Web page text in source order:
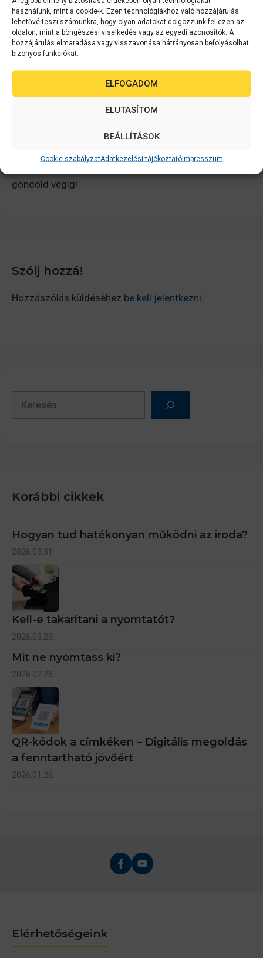
használunk, mint a cookie-k. Ezen technológiákhoz való hozzájárulás
lehetővé teszi számunkra, hogy olyan adatokat dolgozzunk fel ezen az
oldalon, mint a böngészési viselkedés vagy az egyedi azonosítók. A
hozzájárulás elmaradása vagy visszavonása hátrányosan befolyásolhat
bizonyos funkciókat.
ELFOGADOM
ELUTASÍTOM
BEÁLLÍTÁSOK
Cookie szabályzatAdatkezelési tájékoztatóImpresszum
a nyomtató AutoDuplex funkciója elvégzi
helyettünk a munkát, személyiségünk lustábbik
fele és a lelkiismeretünk is nyugodtan
megpihenhet.
Kedvet kapott? Válasszon egyet a
duplex nyomtatóink közül!
4 dolog, amit gondoljon végig mielőtt
Milyen nyomtatók vegyek? Ezeket a szempontokat
gondold végig!
Szólj hozzá!
Hozzászólás küldéséhez be kell jelentkezni.
Korábbi cikkek
Hogyan tud hatékonyan működni az iroda?
2026.03.31.
Kell-e takarítani a nyomtatót?
2026.03.29.
Mit ne nyomtass ki?
2026.02.28.
QR-kódok a címkéken – Digitális megoldás
a fenntartható jövőért
2026.01.26.
Elérhetőségeink